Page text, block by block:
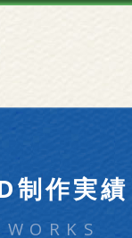
制作実績
WORKS